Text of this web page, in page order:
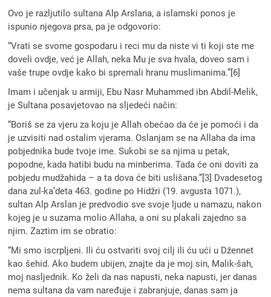
Ovo je razljutilo sultana Alp Arslana, a islamski ponos je
ispunio njegova prsa, pa je odgovorio:
“Vrati se svome gospodaru i reci mu da niste vi ti koji ste me
doveli ovdje, već je Allah, neka Mu je sva hvala, doveo sam i
vaše trupe ovdje kako bi spremali hranu muslimanima.”[6]
Imam i učenjak u armiji, Ebu Nasr Muhammed ibn Abdil-Melik,
je Sultana posavjetovao na sljedeći način:
“Boriš se za vjeru za koju je Allah obećao da će je pomoći i da
je uzvisiti nad ostalim vjerama. Oslanjam se na Allaha da ima
pobjednika bude tvoje ime. Sukobi se sa njima u petak,
popodne, kada hatibi budu na minberima. Tada će oni doviti za
pobjedu mudžahida – a ta dova će biti uslišana.”[3] Dvadesetog
dana zul-ka’deta 463. godine po Hidžri (19. avgusta 1071.),
sultan Alp Arslan je predvodio sve svoje ljude u namazu, nakon
kojeg je u suzama molio Allaha, a oni su plakali zajedno sa
njim. Zaztim im se obratio:
“Mi smo iscrpljeni. Ili ću ostvariti svoj cilj ili ću ući u Džennet
kao šehid. Ako budem ubijen, znajte da je moj sin, Malik-šah,
moj nasljednik. Ko želi da nas napusti, neka napusti, jer danas
nema sultana da vam naređuje i zabranjuje, danas sam ja